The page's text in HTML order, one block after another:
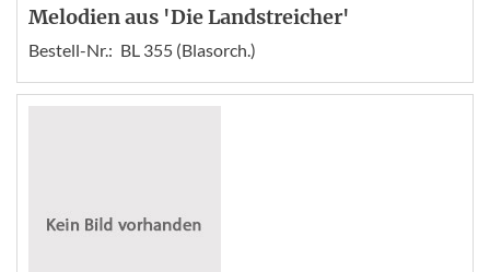
Melodien aus 'Die Landstreicher'
Bestell-Nr.: BL 355 (Blasorch.)